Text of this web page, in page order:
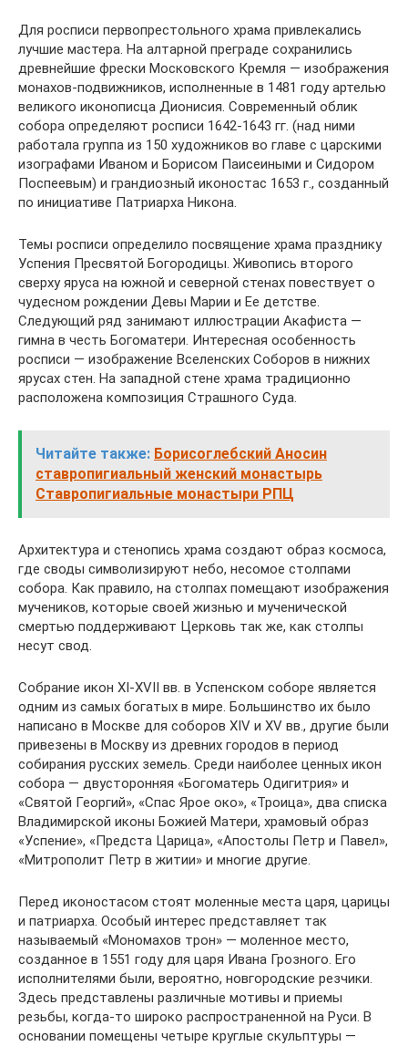
Для росписи первопрестольного храма привлекались
лучшие мастера. На алтарной преграде сохранились
древнейшие фрески Московского Кремля — изображения
монахов-подвижников, исполненные в 1481 году артелью
великого иконописца Дионисия. Современный облик
собора определяют росписи 1642-1643 гг. (над ними
работала группа из 150 художников во главе с царскими
изографами Иваном и Борисом Паисеиными и Сидором
Поспеевым) и грандиозный иконостас 1653 г., созданный
по инициативе Патриарха Никона.
Темы росписи определило посвящение храма празднику
Успения Пресвятой Богородицы. Живопись второго
сверху яруса на южной и северной стенах повествует о
чудесном рождении Девы Марии и Ее детстве.
Следующий ряд занимают иллюстрации Акафиста —
гимна в честь Богоматери. Интересная особенность
росписи — изображение Вселенских Соборов в нижних
ярусах стен. На западной стене храма традиционно
расположена композиция Страшного Суда.
Читайте также: Борисоглебский Аносин
ставропигиальный женский монастырь
Ставропигиальные монастыри РПЦ
Архитектура и стенопись храма создают образ космоса,
где своды символизируют небо, несомое столпами
собора. Как правило, на столпах помещают изображения
мучеников, которые своей жизнью и мученической
смертью поддерживают Церковь так же, как столпы
несут свод.
Собрание икон XI-XVII вв. в Успенском соборе является
одним из самых богатых в мире. Большинство их было
написано в Москве для соборов XIV и XV вв., другие были
привезены в Москву из древних городов в период
собирания русских земель. Среди наиболее ценных икон
собора — двусторонняя «Богоматерь Одигитрия» и
«Святой Георгий», «Спас Ярое око», «Троица», два списка
Владимирской иконы Божией Матери, храмовый образ
«Успение», «Предста Царица», «Апостолы Петр и Павел»,
«Митрополит Петр в житии» и многие другие.
Перед иконостасом стоят моленные места царя, царицы
и патриарха. Особый интерес представляет так
называемый «Мономахов трон» — моленное место,
созданное в 1551 году для царя Ивана Грозного. Его
исполнителями были, вероятно, новгородские резчики.
Здесь представлены различные мотивы и приемы
резьбы, когда-то широко распространенной на Руси. В
основании помещены четыре круглые скульптуры —